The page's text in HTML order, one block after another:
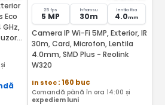
Eco
GHz,
25 fps
5 MP
Infrarosu
30m
lentila fixa
4.0mm
Camera IP Wi-Fi 5MP, Exterior, IR
30m, Card, Microfon, Lentila
4.0mm, SMD Plus - Reolink
W320
In stoc: 160 buc
Comandă până în ora 14:00 și
expediem luni